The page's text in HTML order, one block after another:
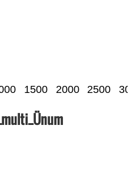
1500 2000 2500